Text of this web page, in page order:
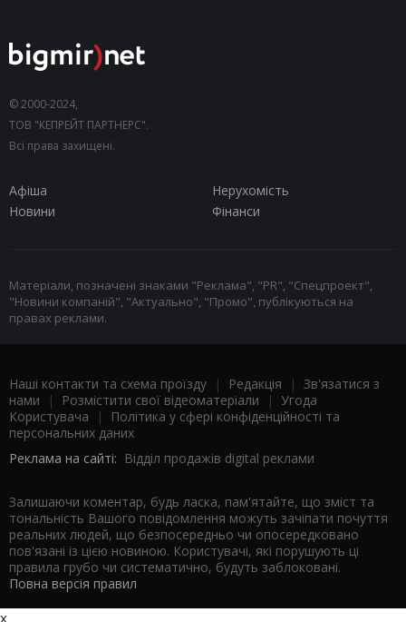
© 2000-2024,
ТОВ "КЕПРЕЙТ ПАРТНЕРС".
Всі права захищені.
Афіша
Нерухомість
Новини
Фінанси
Матеріали, позначені знаками "Реклама", "PR", "Спецпроект",
"Новини компаній", "Актуально", "Промо", публікуються на
правах реклами.
Наші контакти та схема проїзду | Редакція | Зв'язатися з
нами | Розмістити свої відеоматеріали | Угода
Користувача |
Політика у сфері конфіденційності та
персональних даних
Реклама на сайті: Відділ продажів digital реклами
Залишаючи коментар, будь ласка, пам'ятайте, що зміст та
тональність Вашого повідомлення можуть зачіпати почуття
реальних людей, що безпосередньо чи опосередковано
пов'язані із цією новиною. Користувачі, які порушують ці
правила грубо чи систематично, будуть заблоковані.
Повна версія правил
x